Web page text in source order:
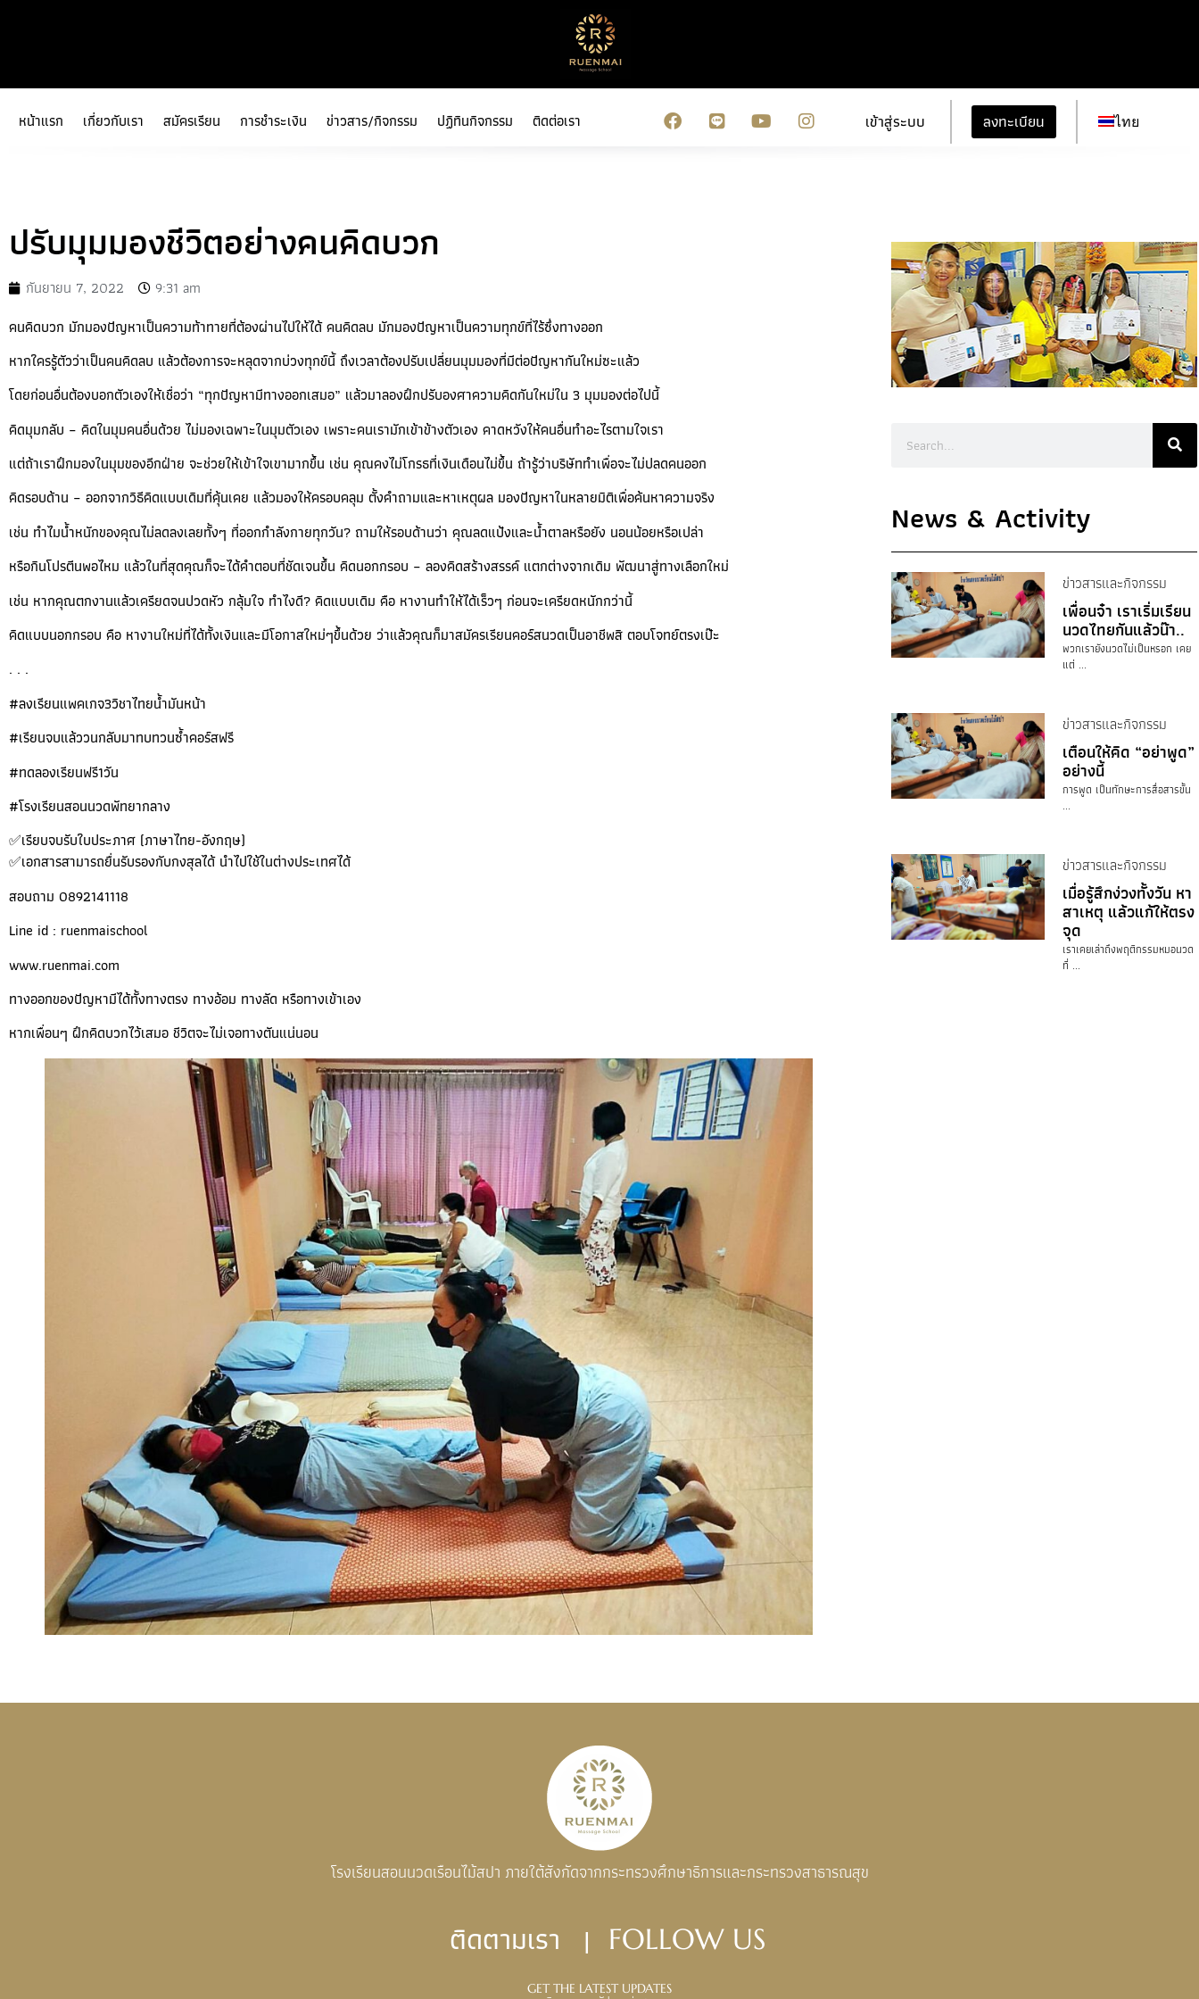
หน้าแรก เกี่ยวกับเรา สมัครเรียน การชำระเงิน ข่าวสาร/กิจกรรม ปฏิทินกิจกรรม ติดต่อเรา เข้าสู่ระบบ ลงทะเบียน ไทย
ปรับมุมมองชีวิตอย่างคนคิดบวก
กันยายน 7, 2022
9:31 am
คนคิดบวก มักมองปัญหาเป็นความท้าทายที่ต้องผ่านไปให้ได้ คนคิดลบ มักมองปัญหาเป็นความทุกข์ที่ไร้ซึ่งทางออก
หากใครรู้ตัวว่าเป็นคนคิดลบ แล้วต้องการจะหลุดจากบ่วงทุกข์นี้ ถึงเวลาต้องปรับเปลี่ยนมุมมองที่มีต่อปัญหากันใหม่ซะแล้ว
โดยก่อนอื่นต้องบอกตัวเองให้เชื่อว่า “ทุกปัญหามีทางออกเสมอ” แล้วมาลองฝึกปรับองศาความคิดกันใหม่ใน 3 มุมมองต่อไปนี้
คิดมุมกลับ – คิดในมุมคนอื่นด้วย ไม่มองเฉพาะในมุมตัวเอง เพราะคนเรามักเข้าข้างตัวเอง คาดหวังให้คนอื่นทำอะไรตามใจเรา
แต่ถ้าเราฝึกมองในมุมของอีกฝ่าย จะช่วยให้เข้าใจเขามากขึ้น เช่น คุณคงไม่โกรธที่เงินเดือนไม่ขึ้น ถ้ารู้ว่าบริษัททำเพื่อจะไม่ปลดคนออก
คิดรอบด้าน – ออกจากวิธีคิดแบบเดิมที่คุ้นเคย แล้วมองให้ครอบคลุม ตั้งคำถามและหาเหตุผล มองปัญหาในหลายมิติเพื่อค้นหาความจริง
เช่น ทำไมน้ำหนักของคุณไม่ลดลงเลยทั้งๆ ที่ออกกำลังกายทุกวัน? ถามให้รอบด้านว่า คุณลดแป้งและน้ำตาลหรือยัง นอนน้อยหรือเปล่า
หรือกินโปรตีนพอไหม แล้วในที่สุดคุณก็จะได้คำตอบที่ชัดเจนขึ้น คิดนอกกรอบ – ลองคิดสร้างสรรค์ แตกต่างจากเดิม พัฒนาสู่ทางเลือกใหม่
เช่น หากคุณตกงานแล้วเครียดจนปวดหัว กลุ้มใจ ทำไงดี? คิดแบบเดิม คือ หางานทำให้ได้เร็วๆ ก่อนจะเครียดหนักกว่านี้
คิดแบบนอกกรอบ คือ หางานใหม่ที่ได้ทั้งเงินและมีโอกาสใหม่ๆขึ้นด้วย ว่าแล้วคุณก็มาสมัครเรียนคอร์สนวดเป็นอาชีพสิ ตอบโจทย์ตรงเป๊ะ
. . .
#ลงเรียนแพคเกจ3วิชาไทยน้ำมันหน้า
#เรียนจบแล้ววนกลับมาทบทวนซ้ำคอร์สฟรี
#ทดลองเรียนฟรี1วัน
#โรงเรียนสอนนวดพัทยากลาง
✅เรียบจบรับใบประภาศ (ภาษาไทย-อังกฤษ)
✅เอกสารสามารถยื่นรับรองกับกงสุลได้ นำไปใช้ในต่างประเทศได้
สอบถาม 0892141118
Line id : ruenmaischool
www.ruenmai.com
ทางออกของปัญหามีได้ทั้งทางตรง ทางอ้อม ทางลัด หรือทางเข้าเอง
หากเพื่อนๆ ฝึกคิดบวกไว้เสมอ ชีวิตจะไม่เจอทางตันแน่นอน
News & Activity
ข่าวสารและกิจกรรม
เพื่อนจ๋า เราเริ่มเรียน
นวดไทยกันแล้วน๊า..
พวกเรายังนวดไม่เป็นหรอก เคย
แต่ ...
ข่าวสารและกิจกรรม
เตือนให้คิด “อย่าพูด”
อย่างนี้
การพูด เป็นทักษะการสื่อสารขั้น
...
ข่าวสารและกิจกรรม
เมื่อรู้สึกง่วงทั้งวัน หา
สาเหตุ แล้วแก้ให้ตรง
จุด
เราเคยเล่าถึงพฤติกรรมหมอนวด
ที่ ...
โรงเรียนสอนนวดเรือนไม้สปา ภายใต้สังกัดจากกระทรวงศึกษาธิการและกระทรวงสาธารณสุข
ติดตามเรา | FOLLOW US
GET THE LATEST UPDATES